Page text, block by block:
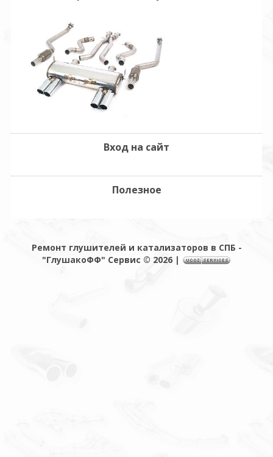
Вход на сайт
Полезное
Ремонт глушителей и катализаторов в СПБ -
"ГлушакоФФ" Сервис © 2026 |